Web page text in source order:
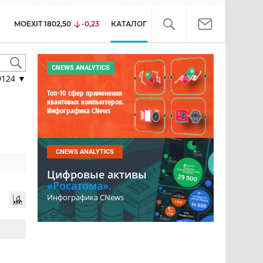
MOEXIT 1802,50 -0,23 КАТАЛОГ
▼
CNEWS ANALYTICS
Топ-10 сфер применения
квантовых компьютеров.
Инфографика CNews
CNEWS ANALYTICS
Цифровые активы
«Росатома».
Инфографика CNews